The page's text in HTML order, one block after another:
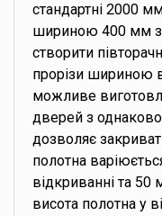
стандартні 2000
шириною 400 мм з
створити
прорізи шириною
можливе
дверей з
дозволяє
полотна
відкриванні та
висота полотна у